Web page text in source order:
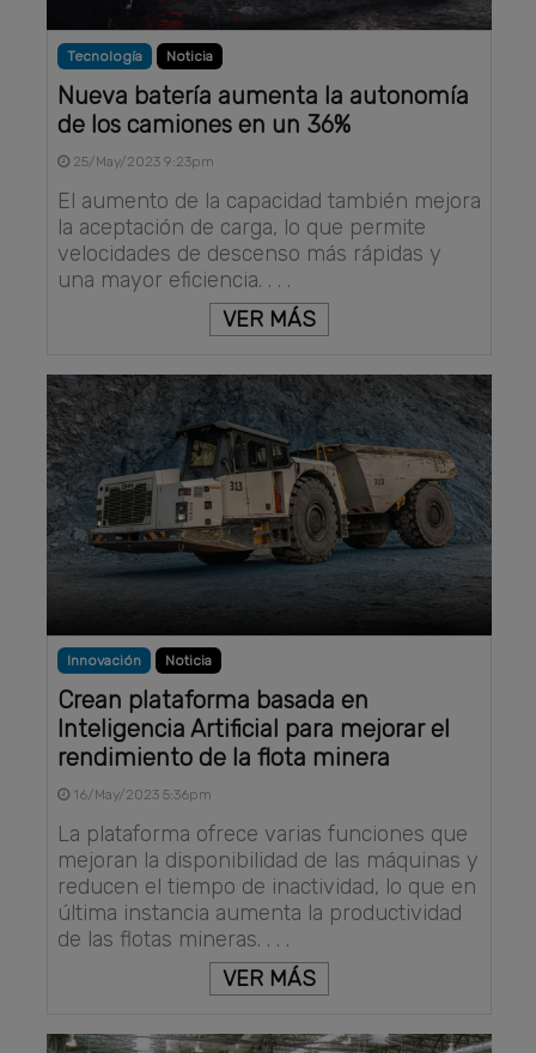
Tecnología Noticia
Nueva batería aumenta la autonomía
de los camiones en un 36%
25/May/2023 9:23pm
El aumento de la capacidad también mejora
la aceptación de carga, lo que permite
velocidades de descenso más rápidas y
una mayor eficiencia. . . .
VER MÁS
Innovación Noticia
Crean plataforma basada en
Inteligencia Artificial para mejorar el
rendimiento de la flota minera
16/May/2023 5:36pm
La plataforma ofrece varias funciones que
mejoran la disponibilidad de las máquinas y
reducen el tiempo de inactividad, lo que en
última instancia aumenta la productividad
de las flotas mineras. . . .
VER MÁS